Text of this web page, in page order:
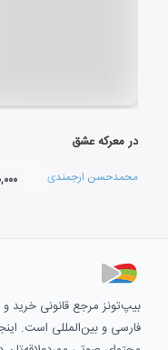
در معرکه عشق
محمدحسن ارجمندی
بیپ‌تونز مرجع قانونی
فارسی و بین‌المللی است.